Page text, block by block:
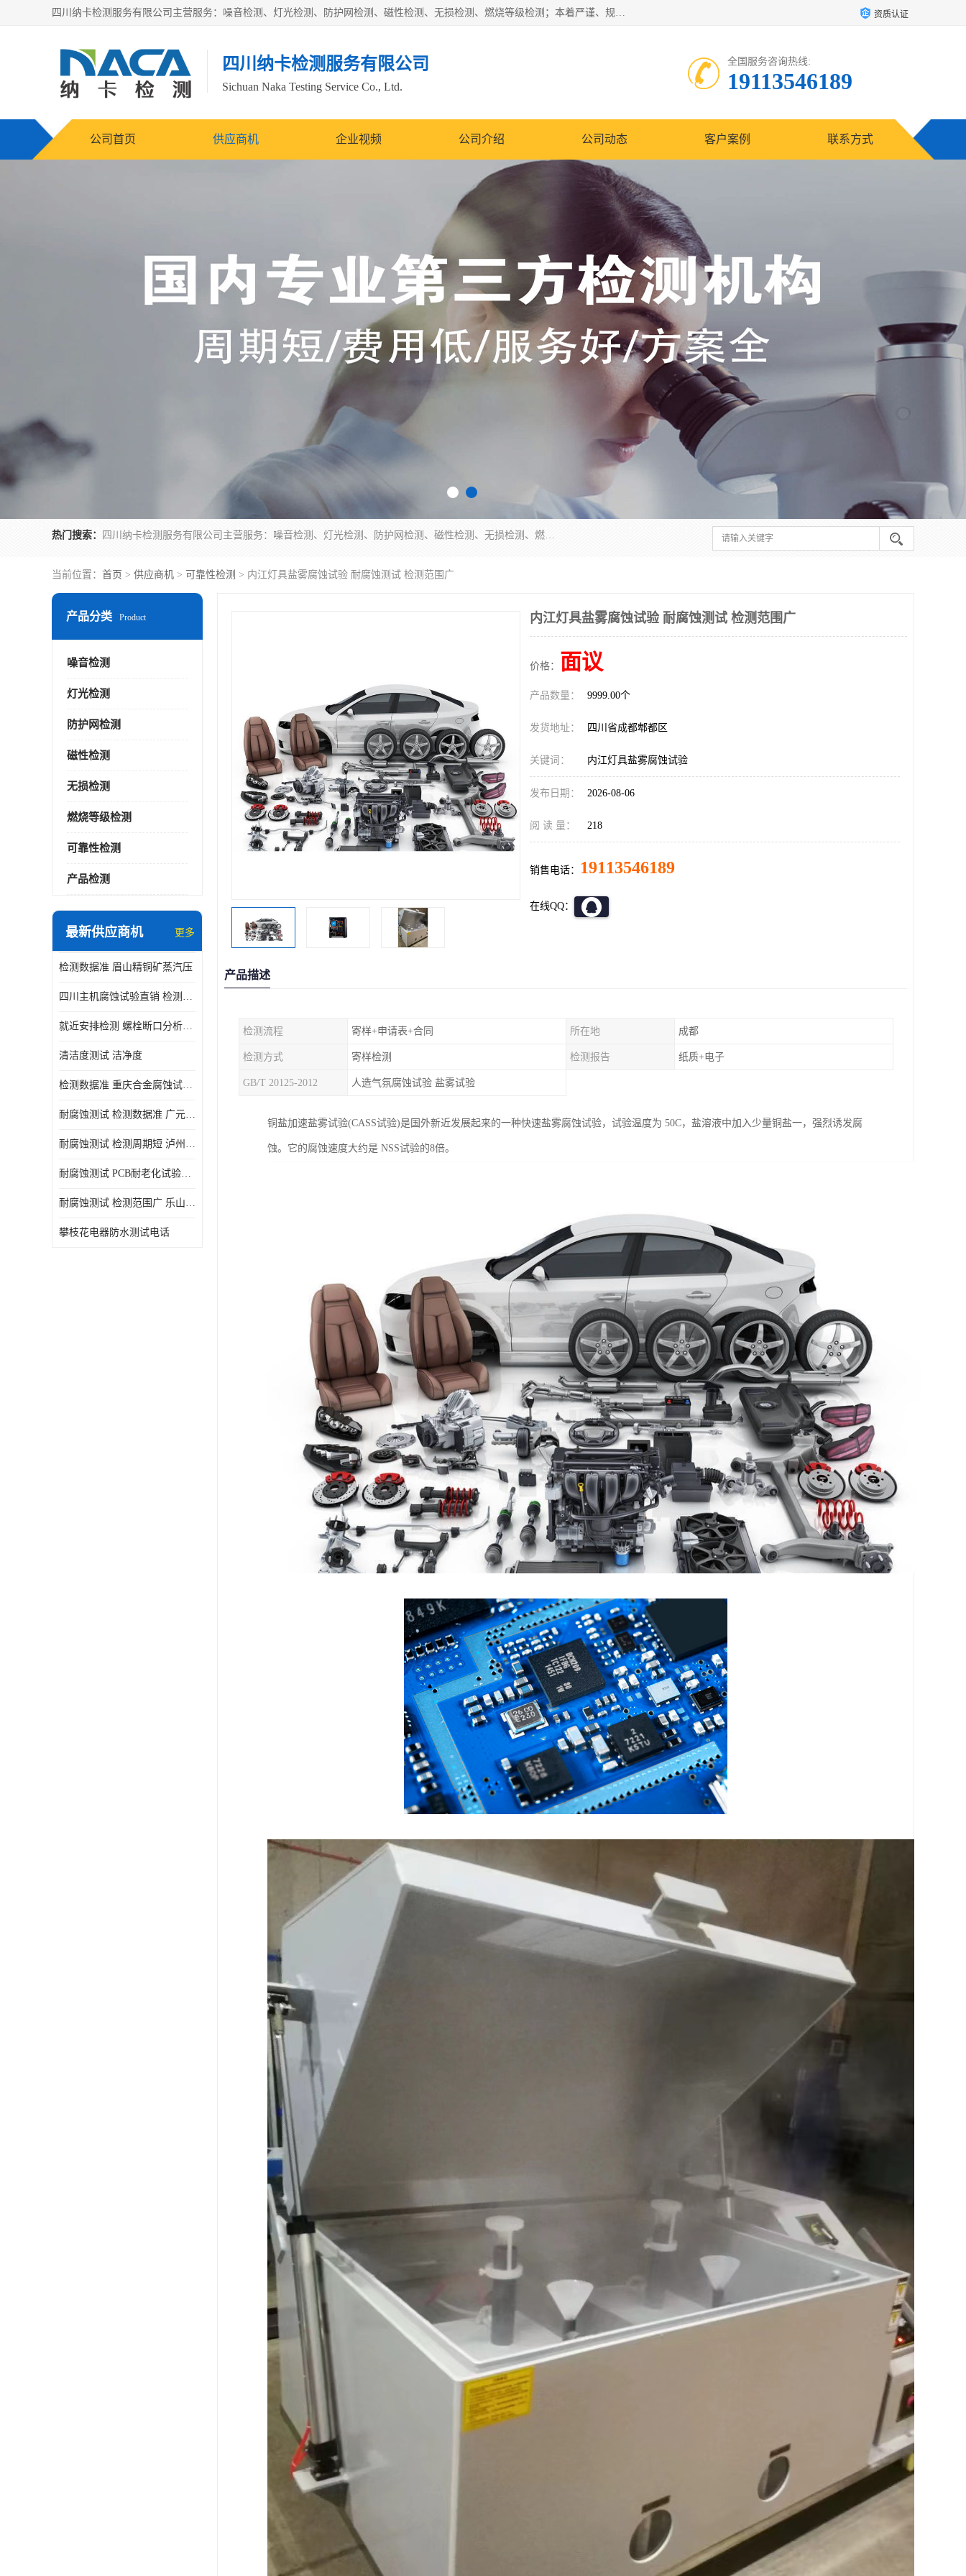
四川纳卡检测服务有限公司主营服务：噪音检测、灯光检测、防护网检测、磁性检测、无损检测、燃烧等级检测；本着严谨、规范的态度严格执行国家现行标准、规范及规程，奉行“科学公正、准确、持续改进、诚信服务”的企业价值和“科学、信誉、服务”的企业宗旨，竭诚为广大客户服务。 资质认证
四川纳卡检测服务有限公司
Sichuan Naka Testing Service Co., Ltd.
全国服务咨询热线:
19113546189
公司首页 供应商机 企业视频 公司介绍 公司动态 客户案例 联系方式
热门搜索： 四川纳卡检测服务有限公司主营服务：噪音检测、灯光检测、防护网检测、磁性检测、无损检测、燃烧等级检测；本着严谨、规范的态度严格执行国家现行标准、规范及规程，奉行“科学公正、准确、持续改进、诚信服务”的企业价值和“科学、信誉、服务”的企业宗旨，竭诚为广大客户服务。
当前位置： 首页 > 供应商机 > 可靠性检测 > 内江灯具盐雾腐蚀试验 耐腐蚀测试 检测范围广
产品分类 Product
噪音检测
灯光检测
防护网检测
磁性检测
无损检测
燃烧等级检测
可靠性检测
产品检测
最新供应商机 更多
检测数据准 眉山精铜矿蒸汽压
四川主机腐蚀试验直销 检测数据准
就近安排检测 螺栓断口分析公司 断裂失效分析
清洁度测试 洁净度
检测数据准 重庆合金腐蚀试验厂商
耐腐蚀测试 检测数据准 广元家电腐蚀试验
耐腐蚀测试 检测周期短 泸州仪器仪表盐雾试验
耐腐蚀测试 PCB耐老化试验供应 就近安排检测
耐腐蚀测试 检测范围广 乐山腐蚀试验供应
攀枝花电器防水测试电话
内江灯具盐雾腐蚀试验 耐腐蚀测试 检测范围广
价格： 面议
产品数量： 9999.00个
发货地址： 四川省成都郫都区
关键词： 内江灯具盐雾腐蚀试验
发布日期： 2026-08-06
阅 读 量： 218
销售电话： 19113546189
在线QQ：
产品描述
检测流程 寄样+申请表+合同 所在地 成都
检测方式 寄样检测 检测报告 纸质+电子
GB/T 20125-2012 人造气氛腐蚀试验 盐雾试验
铜盐加速盐雾试验(CASS试验)是国外新近发展起来的一种快速盐雾腐蚀试验，试验温度为 50C，盐溶液中加入少量铜盐一，强烈诱发腐
蚀。它的腐蚀速度大约是 NSS试验的8倍。